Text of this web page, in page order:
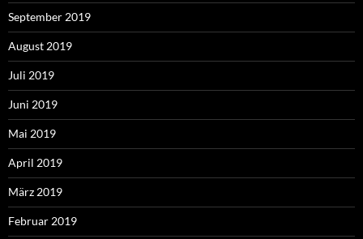
September 2019
August 2019
Juli 2019
Juni 2019
Mai 2019
April 2019
März 2019
Februar 2019